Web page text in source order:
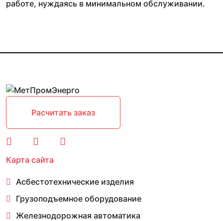
работе, нуждаясь в минимальном обслуживании.
Расчитать заказ
Карта сайта
Асбестотехнические изделия
Грузоподъемное оборудование
Железнодорожная автоматика